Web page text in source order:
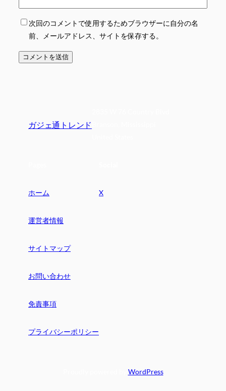
次回のコメントで使用するためブラウザーに自分の名
前、メールアドレス、サイトを保存する。
ガジェ通トレンド
ホーム
運営者情報
サイトマップ
お問い合わせ
免責事項
プライバシーポリシー
X
WordPress